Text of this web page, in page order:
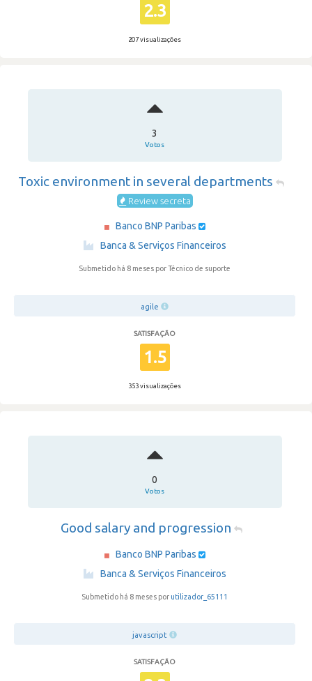
2.3
207 visualizações
3
Votos
Toxic environment in several departments
Review secreta
Banco BNP Paribas
Banca & Serviços Financeiros
Submetido há 8 meses por Técnico de suporte
agile
SATISFAÇÃO
1.5
353 visualizações
0
Votos
Good salary and progression
Banco BNP Paribas
Banca & Serviços Financeiros
Submetido há 8 meses por utilizador_65111
javascript
SATISFAÇÃO